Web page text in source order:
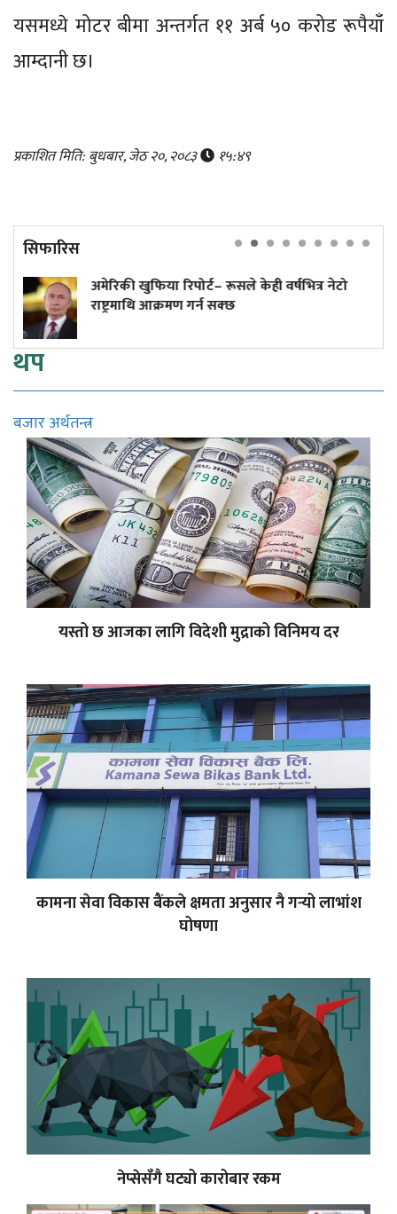
यसमध्ये मोटर बीमा अन्तर्गत ११ अर्ब ५० करोड रूपैयाँ
आम्दानी छ।
प्रकाशित मिति: बुधबार, जेठ २०, २०८३ १५:४९
सिफारिस
रिपोर्ट– रूसले केही वर्षभित्र नेटो
आक्रमण गर्न सक्छ
अनलाइन
थप
बजार अर्थतन्त्र
यस्तो छ आजका लागि विदेशी मुद्राको विनिमय दर
कामना सेवा विकास बैंकले क्षमता अनुसार नै गर्‍यो लाभांश
घोषणा
नेप्सेसँगै घट्यो कारोबार रकम